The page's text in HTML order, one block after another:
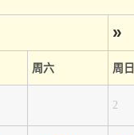
»
周六 周日
2